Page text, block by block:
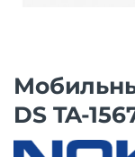
DS TA-